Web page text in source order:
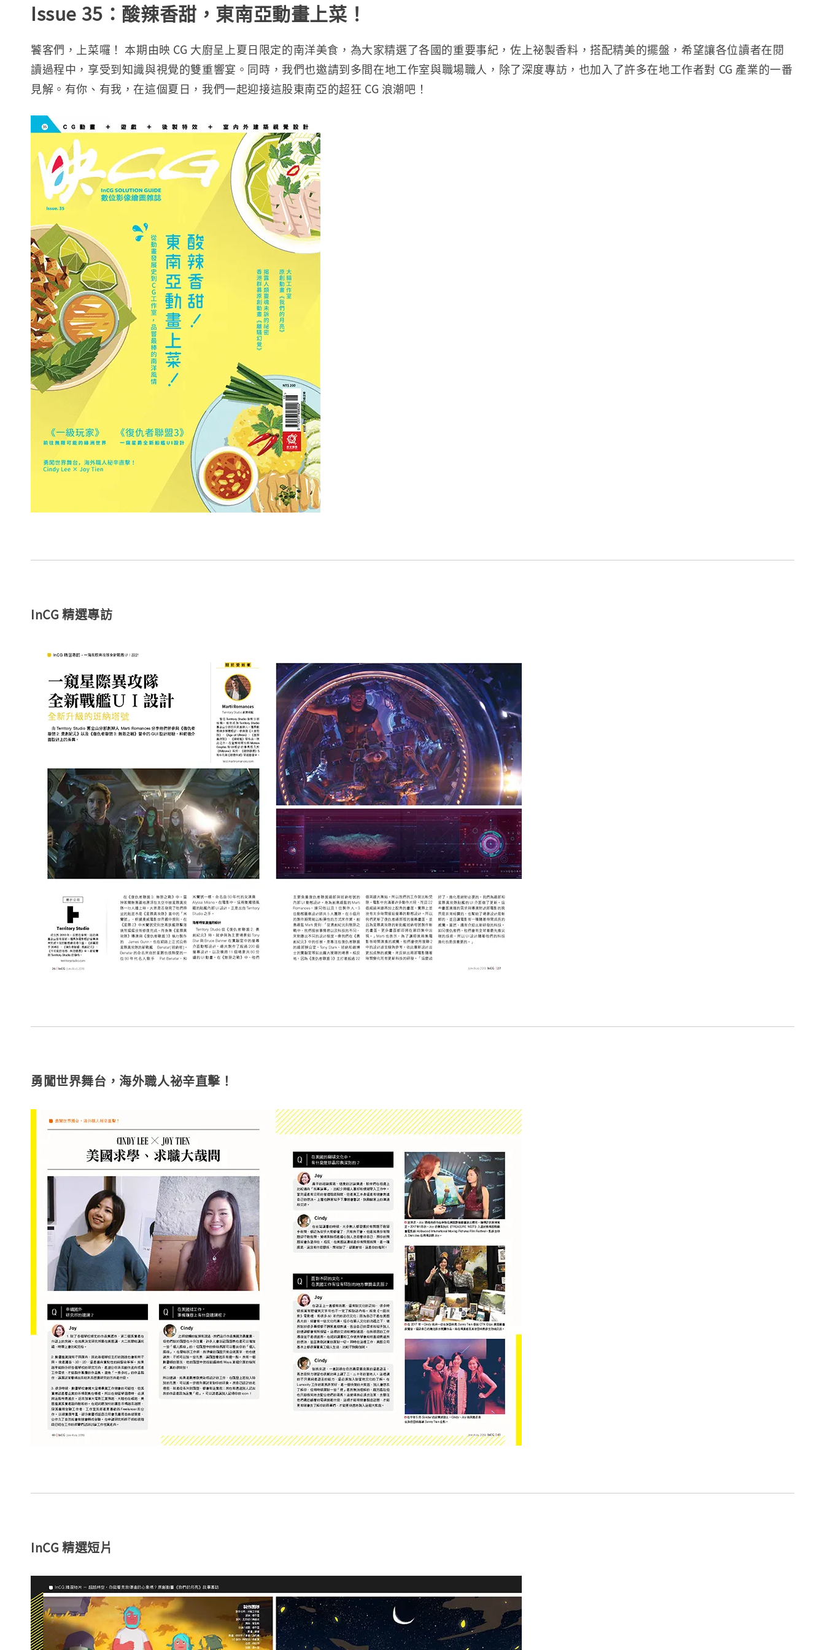
Issue 35：酸辣香甜，東南亞動畫上菜！
饕客們，上菜囉！ 本期由映 CG 大廚呈上夏日限定的南洋美食，為大家精選了各國的重要事紀，佐上祕製香料，搭配精美的擺盤，希望讓各位讀者在閱
讀過程中，享受到知識與視覺的雙重響宴。同時，我們也邀請到多間在地工作室與職場職人，除了深度專訪，也加入了許多在地工作者對 CG 產業的一番
見解。有你、有我，在這個夏日，我們一起迎接這股東南亞的超狂 CG 浪潮吧！
InCG 精選專訪
勇闖世界舞台，海外職人祕辛直擊！
InCG 精選短片